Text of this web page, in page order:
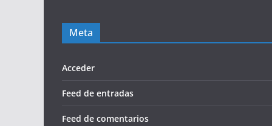
Meta
Acceder
Feed de entradas
Feed de comentarios